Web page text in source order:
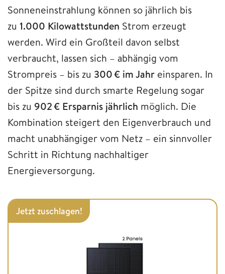
Sonneneinstrahlung können so jährlich bis
zu 1.000 Kilowattstunden Strom erzeugt
werden. Wird ein Großteil davon selbst
verbraucht, lassen sich – abhängig vom
Strompreis – bis zu 300 € im Jahr einsparen. In
der Spitze sind durch smarte Regelung sogar
bis zu 902 € Ersparnis jährlich möglich. Die
Kombination steigert den Eigenverbrauch und
macht unabhängiger vom Netz – ein sinnvoller
Schritt in Richtung nachhaltiger
Energieversorgung.
Jetzt zuschlagen!